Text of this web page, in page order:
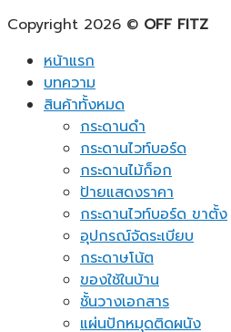
Copyright 2026 © OFF FITZ
หน้าแรก
บทความ
สินค้าทั้งหมด
กระดานดำ
กระดานไวท์บอร์ด
กระดานไม้ก็อก
ป้ายแสดงราคา
กระดานไวท์บอร์ด ขาตั้ง
อุปกรณ์จัดระเบียบ
กระดาษโน้ต
ของใช้ในบ้าน
ชั้นวางเอกสาร
แผ่นปักหมุดติดผนัง